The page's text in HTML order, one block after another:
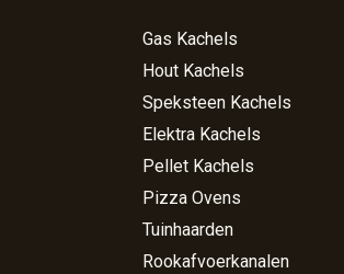
Gas Kachels
Hout Kachels
Speksteen Kachels
Elektra Kachels
Pellet Kachels
Pizza Ovens
Tuinhaarden
Rookafvoerkanalen